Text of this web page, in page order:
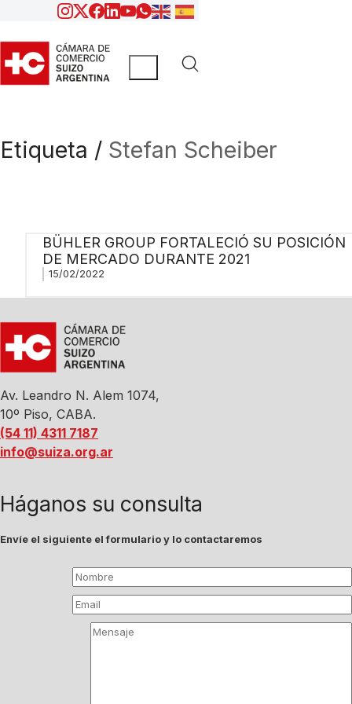
Etiqueta / Stefan Scheiber
BÜHLER GROUP FORTALECIÓ SU POSICIÓN
DE MERCADO DURANTE 2021
15/02/2022
Av. Leandro N. Alem 1074,
10º Piso, CABA.
(54 11) 4311 7187
info@suiza.org.ar
Háganos su consulta
Envíe el siguiente el formulario y lo contactaremos